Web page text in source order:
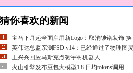
猜你喜欢的新闻
宝马下月起全面启用新Logo：取消镀铬装饰 换
英伟达总监亲测FSD v14：已经通过了物理图灵
王兴兴回应马斯克点赞宇树机器人
火山引擎发布豆包大模型1.8 日均tokens调用